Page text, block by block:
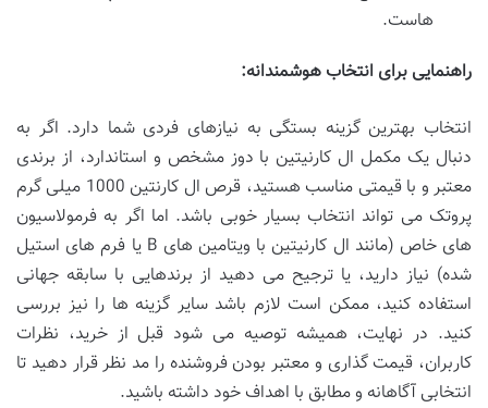
هاست.
راهنمایی برای انتخاب هوشمندانه:
انتخاب بهترین گزینه بستگی به نیازهای فردی شما دارد. اگر به
دنبال یک مکمل ال کارنیتین با دوز مشخص و استاندارد، از برندی
معتبر و با قیمتی مناسب هستید، قرص ال کارنتین 1000 میلی گرم
پروتک می تواند انتخاب بسیار خوبی باشد. اما اگر به فرمولاسیون
های خاص (مانند ال کارنیتین با ویتامین های B یا فرم های استیل
شده) نیاز دارید، یا ترجیح می دهید از برندهایی با سابقه جهانی
استفاده کنید، ممکن است لازم باشد سایر گزینه ها را نیز بررسی
کنید. در نهایت، همیشه توصیه می شود قبل از خرید، نظرات
کاربران، قیمت گذاری و معتبر بودن فروشنده را مد نظر قرار دهید تا
انتخابی آگاهانه و مطابق با اهداف خود داشته باشید.